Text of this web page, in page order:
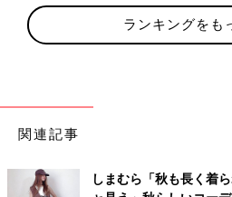
ランキングをも
関連記事
しまむら「秋も長く着